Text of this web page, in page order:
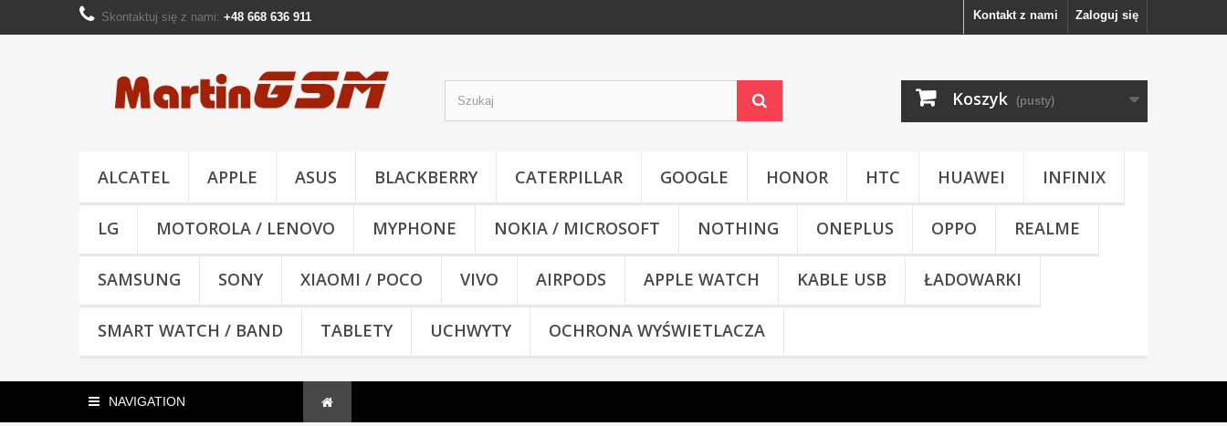
Zaloguj się
Kontakt z nami
Skontaktuj się z nami: +48 668 636 911
Koszyk (pusty)
ALCATEL APPLE ASUS BLACKBERRY CATERPILLAR GOOGLE HONOR HTC HUAWEI INFINIX
LG MOTOROLA / LENOVO MYPHONE NOKIA / MICROSOFT NOTHING ONEPLUS OPPO REALME
SAMSUNG SONY XIAOMI / POCO VIVO AIRPODS APPLE WATCH KABLE USB ŁADOWARKI
SMART WATCH / BAND TABLETY UCHWYTY OCHRONA WYŚWIETLACZA
NAVIGATION